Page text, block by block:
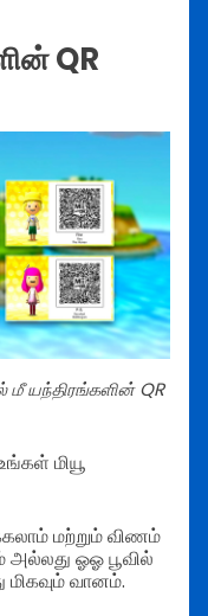
QR
மீ யந்திரங்களின் QR
மியூ
மற்றும் விணம்
அல்லது ஓஓ பூவில்
வானம்.